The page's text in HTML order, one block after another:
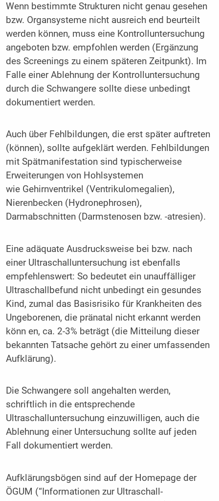
Wenn bestimmte Strukturen nicht genau gesehen
bzw. Organsysteme nicht ausreich end beurteilt
werden können, muss eine Kontrolluntersuchung
angeboten bzw. empfohlen werden (Ergänzung
des Screenings zu einem späteren Zeitpunkt). Im
Falle einer Ablehnung der Kontrolluntersuchung
durch die Schwangere sollte diese unbedingt
dokumentiert werden.
Auch über Fehlbildungen, die erst später auftreten
(können), sollte aufgeklärt werden. Fehlbildungen
mit Spätmanifestation sind typischerweise
Erweiterungen von Hohlsystemen
wie Gehirnventrikel (Ventrikulomegalien),
Nierenbecken (Hydronephrosen),
Darmabschnitten (Darmstenosen bzw. -atresien).
Eine adäquate Ausdrucksweise bei bzw. nach
einer Ultraschalluntersuchung ist ebenfalls
empfehlenswert: So bedeutet ein unauffälliger
Ultraschallbefund nicht unbedingt ein gesundes
Kind, zumal das Basisrisiko für Krankheiten des
Ungeborenen, die pränatal nicht erkannt werden
könn en, ca. 2-3% beträgt (die Mitteilung dieser
bekannten Tatsache gehört zu einer umfassenden
Aufklärung).
Die Schwangere soll angehalten werden,
schriftlich in die entsprechende
Ultraschalluntersuchung einzuwilligen, auch die
Ablehnung einer Untersuchung sollte auf jeden
Fall dokumentiert werden.
Aufklärungsbögen sind auf der Homepage der
ÖGUM (“Informationen zur Ultraschall-